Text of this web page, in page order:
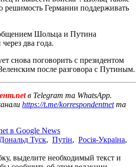
решимость Германии поддерживать
Шольца и Путина
два года.
снова поговорить с президентом
после разговора с Путиным.
в Telegram та WhatsApp.
https://t.me/korrespondentnetта
в Google News
Дональд Туск, Путін, Росія-Україна,
выделите необходимый текст и